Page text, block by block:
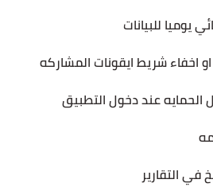
يوميا للبيانات
اخفاء شريط ايقونات المشاركه
الحمايه عند دخول التطبيق
في التقارير